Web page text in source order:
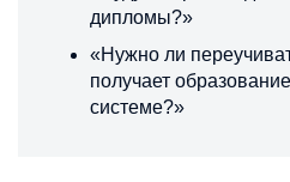
дипломы?»
«Нужно ли
получает
системе?»